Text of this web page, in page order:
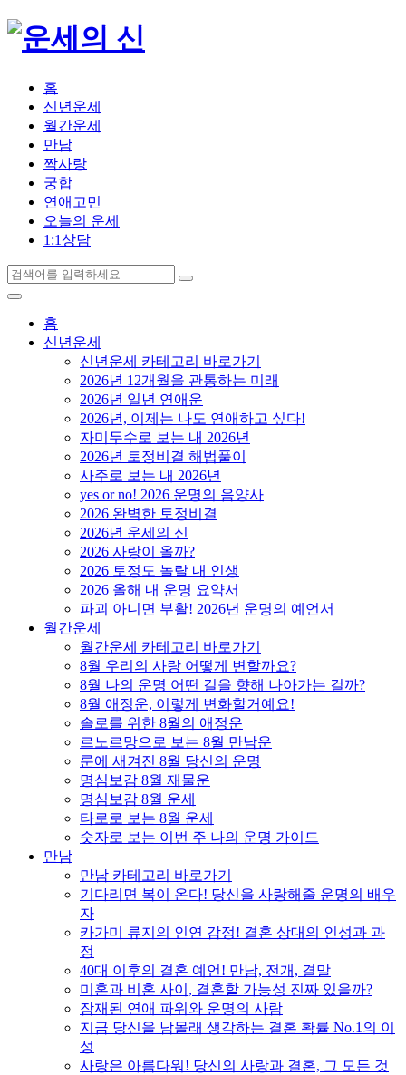
홈
신년운세
월간운세
만남
짝사랑
궁합
연애고민
오늘의 운세
1:1상담
홈
신년운세
신년운세 카테고리 바로가기
2026년 12개월을 관통하는 미래
2026년 일년 연애운
2026년, 이제는 나도 연애하고 싶다!
자미두수로 보는 내 2026년
2026년 토정비결 해법풀이
사주로 보는 내 2026년
yes or no! 2026 운명의 음양사
2026 완벽한 토정비결
2026년 운세의 신
2026 사랑이 올까?
2026 토정도 놀랄 내 인생
2026 올해 내 운명 요약서
파괴 아니면 부활! 2026년 운명의 예언서
월간운세
월간운세 카테고리 바로가기
8월 우리의 사랑 어떻게 변할까요?
8월 나의 운명 어떤 길을 향해 나아가는 걸까?
8월 애정운, 이렇게 변화할거예요!
솔로를 위한 8월의 애정운
르노르망으로 보는 8월 만남운
룬에 새겨진 8월 당신의 운명
명심보감 8월 재물운
명심보감 8월 운세
타로로 보는 8월 운세
숫자로 보는 이번 주 나의 운명 가이드
만남
만남 카테고리 바로가기
기다리면 복이 온다! 당신을 사랑해줄 운명의 배우
자
카가미 류지의 인연 감정! 결혼 상대의 인성과 과
정
40대 이후의 결혼 예언! 만남, 전개, 결말
미혼과 비혼 사이, 결혼할 가능성 진짜 있을까?
잠재된 연애 파워와 운명의 사람
지금 당신을 남몰래 생각하는 결혼 확률 No.1의 이
성
사랑은 아름다워! 당신의 사랑과 결혼, 그 모든 것